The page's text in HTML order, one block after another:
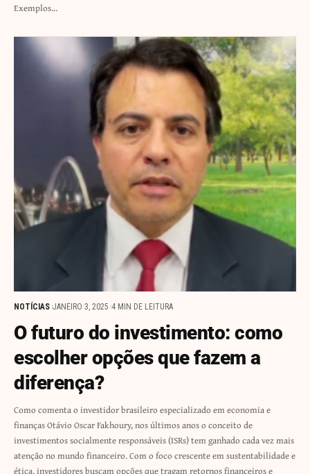
Exemplos…
NOTÍCIAS JANEIRO 3, 2025 4 MIN DE LEITURA
O futuro do investimento: como
escolher opções que fazem a
diferença?
Como comenta o investidor brasileiro especializado em economia e
finanças Otávio Oscar Fakhoury, nos últimos anos o conceito de
investimentos socialmente responsáveis (ISRs) tem ganhado cada vez mais
atenção no mundo financeiro. Com o foco crescente em sustentabilidade e
ética, investidores buscam opções que tragam retornos financeiros e